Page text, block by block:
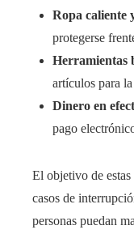
Ropa caliente
protegerse
Herramientas
artículos para
Dinero en
pago
El objetivo de estas
casos de
personas puedan